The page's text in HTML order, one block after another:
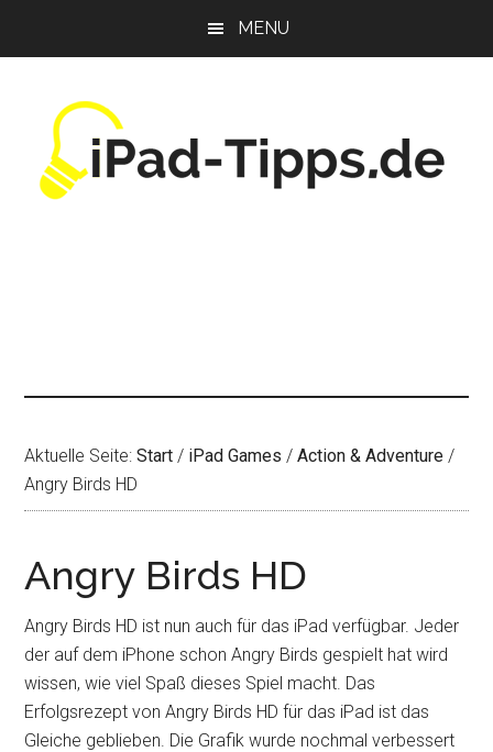
MENU
Aktuelle Seite:Start / iPad Games / Action & Adventure /
Angry Birds HD
Angry Birds HD
Angry Birds HD ist nun auch für das iPad verfügbar. Jeder
der auf dem iPhone schon Angry Birds gespielt hat wird
wissen, wie viel Spaß dieses Spiel macht. Das
Erfolgsrezept von Angry Birds HD für das iPad ist das
Gleiche geblieben. Die Grafik wurde nochmal verbessert